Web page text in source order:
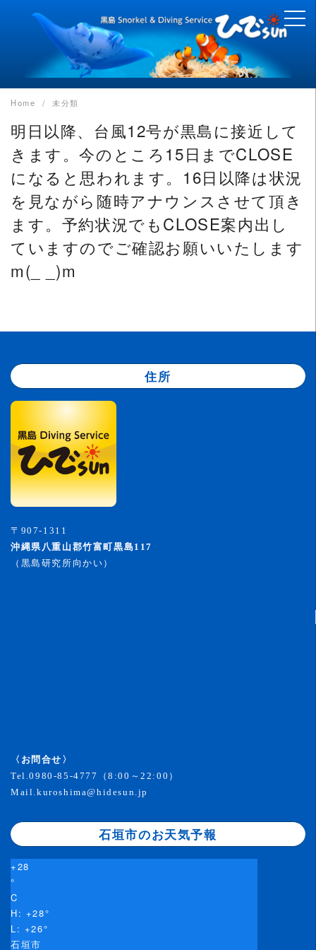
Home 未分類
明日以降、台風12号が黒島に接近して
きます。今のところ15日までCLOSE
になると思われます。16日以降は状況
を見ながら随時アナウンスさせて頂き
ます。予約状況でもCLOSE案内出し
ていますのでご確認お願いいたします
m(_ _)m
住所
〒907-1311
沖縄県八重山郡竹富町黒島117
（黒島研究所向かい）
〈お問合せ〉
Tel.0980-85-4777
（8:00～22:00）
Mail. kuroshima@hidesun.jp
石垣市のお天気予報
+28
°
C
H: +28°
L: +26°
石垣市